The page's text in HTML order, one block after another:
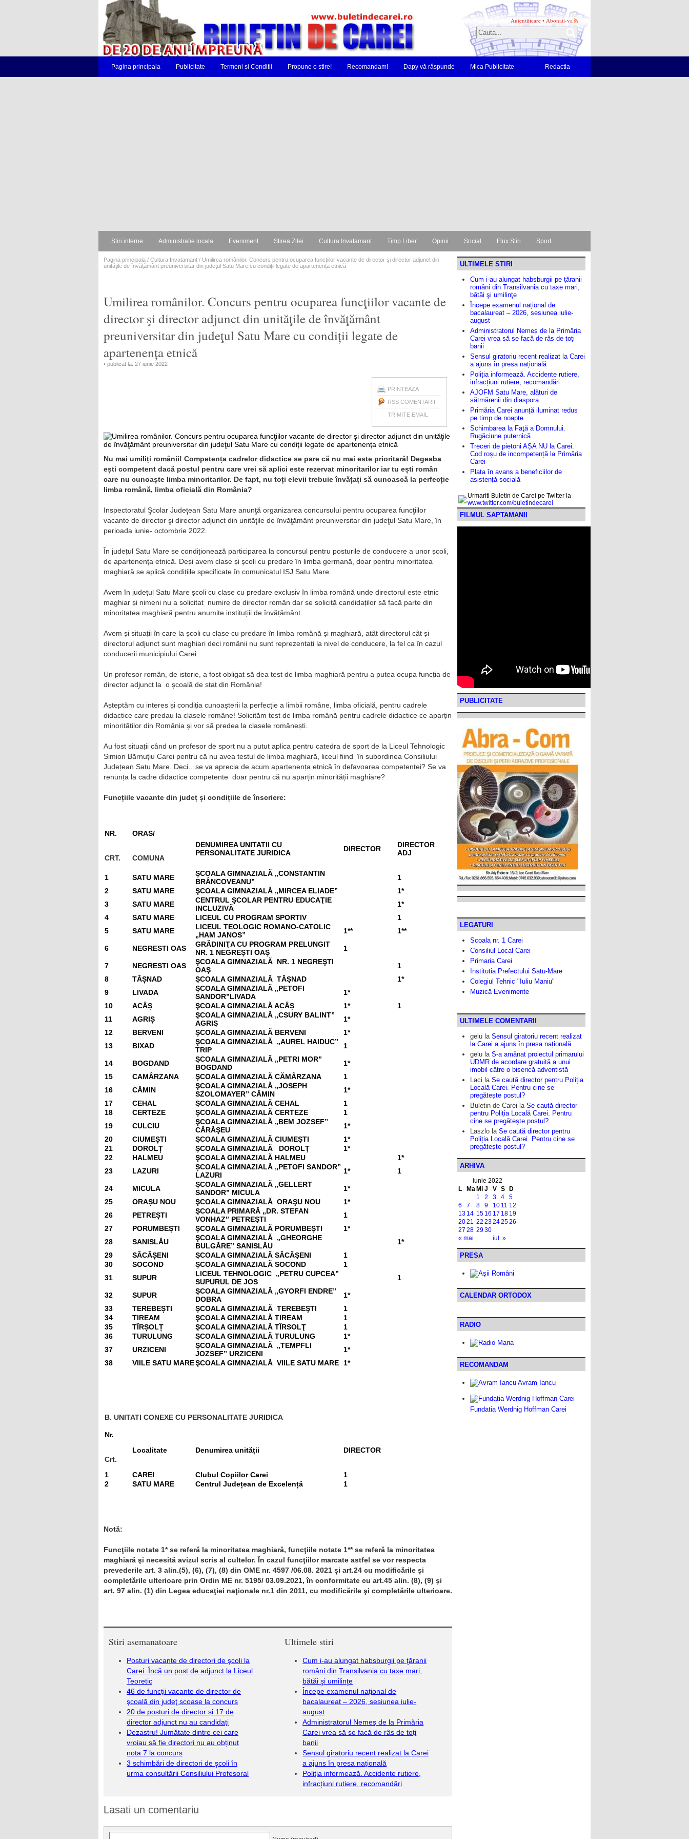
Autentificare • Abonati-va
Pagina principala Publicitate Termeni si Conditii Propune o stire! Recomandam! Dapy vă răspunde Mica Publicitate Redactia
Stiri interne Administratie locala Eveniment Stirea Zilei Cultura Invatamant Timp Liber Opinii Social Flux Stiri Sport
Pagina principala / Cultura Invatamant / Umilirea românilor. Concurs pentru ocuparea funcţiilor vacante de director şi director adjunct din
unităţile de învăţământ preuniversitar din judeţul Satu Mare cu condiții legate de apartenența etnică
Umilirea românilor. Concurs pentru ocuparea funcţiilor vacante de
director şi director adjunct din unităţile de învăţământ
preuniversitar din judeţul Satu Mare cu condiții legate de
apartenența etnică
• publicat la: 27 iunie 2022
PRINTEAZA
RSS COMENTARII
TRIMITE EMAIL
Nu mai umiliți românii! Competența cadrelor didactice se pare că nu mai este prioritară! Degeaba
ești competent dacă postul pentru care vrei să aplici este rezervat minoritarilor iar tu ești român
care nu cunoaște limba minoritarilor. De fapt, nu toți elevii trebuie învățați să cunoască la perfecție
limba română, limba oficială din România?
Inspectoratul Şcolar Judeţean Satu Mare anunţă organizarea concursului pentru ocuparea funcţiilor
vacante de director şi director adjunct din unităţile de învăţământ preuniversitar din judeţul Satu Mare, în
perioada iunie- octombrie 2022.
În județul Satu Mare se condiționează participarea la concursul pentru posturile de conducere a unor școli,
de apartenența etnică. Deși avem clase și școli cu predare în limba germană, doar pentru minoritatea
maghiară se aplică condițiile specificate în comunicatul ISJ Satu Mare.
Avem în județul Satu Mare școli cu clase cu predare exclusiv în limba română unde directorul este etnic
maghiar și nimeni nu a solicitat numire de director român dar se solicită candidaților să facă parte din
minoritatea maghiară pentru anumite instituțiii de învățământ.
Avem și situații în care la școli cu clase cu predare în limba română și maghiară, atât directorul cât și
directorul adjunct sunt maghiari deci românii nu sunt reprezentați la nivel de conducere, la fel ca în cazul
conducerii municipiului Carei.
Un profesor român, de istorie, a fost obligat să dea test de limba maghiară pentru a putea ocupa funcția de
director adjunct la o școală de stat din România!
Așteptăm cu interes și condiția cunoașterii la perfecție a limbii române, limba oficială, pentru cadrele
didactice care predau la clasele române! Solicităm test de limba română pentru cadrele didactice ce aparțin
minorităților din România și vor să predea la clasele românești.
Au fost situații când un profesor de sport nu a putut aplica pentru catedra de sport de la Liceul Tehnologic
Simion Bărnuțiu Carei pentru că nu avea testul de limba maghiară, liceul fiind în subordinea Consiliului
Județean Satu Mare. Deci…se va aprecia de acum apartenența etnică în defavoarea competenței? Se va
renunța la cadre didactice competente doar pentru că nu aparțin minorității maghiare?
Funcțiile vacante din județ și condițiile de înscriere:
NR.
CRT.
ORAS/
COMUNA
DENUMIREA UNITATII CU
PERSONALITATE JURIDICA
DIRECTOR
DIRECTOR
ADJ
1 SATU MARE
ŞCOALA GIMNAZIALĂ „CONSTANTIN
BRÂNCOVEANU”
1
2
SATU MARE ŞCOALA GIMNAZIALĂ „MIRCEA ELIADE”
1*
3
SATU MARE
CENTRUL ŞCOLAR PENTRU EDUCAŢIE
INCLUZIVĂ
1*
4
SATU MARE LICEUL CU PROGRAM SPORTIV
1
5
SATU MARE
LICEUL TEOLOGIC ROMANO-CATOLIC
„HAM JANOS”
1** 1**
6 NEGRESTI OAS
GRĂDINIŢA CU PROGRAM PRELUNGIT
NR. 1 NEGREŞTI OAŞ
1
7 NEGRESTI OAS
ŞCOALA GIMNAZIALĂ NR. 1 NEGREŞTI
OAŞ
1
8
TĂȘNAD ŞCOALA GIMNAZIALĂ TĂŞNAD
1*
9
LIVADA
ŞCOALA GIMNAZIALĂ „PETOFI
SANDOR”LIVADA
1*
10
ACÂȘ ŞCOALA GIMNAZIALĂ ACÂȘ 1*
1
11
AGRIȘ
ŞCOALA GIMNAZIALĂ „CSURY BALINT”
AGRIŞ
1*
12
BERVENI ŞCOALA GIMNAZIALĂ BERVENI
1*
13
BIXAD
ŞCOALA GIMNAZIALĂ „AUREL HAIDUC”
TRIP
1
14 BOGDAND
ŞCOALA GIMNAZIALĂ „PETRI MOR”
BOGDAND
1*
15
CAMÂRZANA ŞCOALA GIMNAZIALĂ CĂMÂRZANA
1
16
CĂMIN
ŞCOALA GIMNAZIALĂ „JOSEPH
SZOLOMAYER” CĂMIN
1*
17
CEHAL ŞCOALA GIMNAZIALĂ CEHAL
1
18
CERTEZE ŞCOALA GIMNAZIALĂ CERTEZE
1
19
CULCIU
ŞCOALA GIMNAZIALĂ „BEM JOZSEF”
CĂRĂŞEU
1*
20
CIUMEȘTI ŞCOALA GIMNAZIALĂ CIUMEŞTI
1*
21
DOROLȚ ŞCOALA GIMNAZIALĂ DOROLŢ
1*
22
HALMEU ŞCOALA GIMNAZIALĂ HALMEU
1*
23
LAZURI
ȘCOALA GIMNAZIALĂ „PETOFI SANDOR”
LAZURI
1* 1
24 MICULA
ŞCOALA GIMNAZIALĂ „GELLERT
SANDOR” MICULA
1*
25
ORAȘU NOU ŞCOALA GIMNAZIALĂ ORAŞU NOU
1*
26
PETREȘTI
ŞCOALA PRIMARĂ „DR. STEFAN
VONHAZ” PETREŞTI
1
27
PORUMBEȘTI ŞCOALA GIMNAZIALĂ PORUMBEŞTI
1*
28
SANISLĂU
ŞCOALA GIMNAZIALĂ „GHEORGHE
BULGĂRE” SANISLĂU
1*
29
SĂCĂȘENI ŞCOALA GIMNAZIALĂ SĂCĂŞENI
1
30
SOCOND ŞCOALA GIMNAZIALĂ SOCOND
1
31
SUPUR
LICEUL TEHNOLOGIC „PETRU CUPCEA”
SUPURUL DE JOS
1
32 SUPUR
ŞCOALA GIMNAZIALĂ „GYORFI ENDRE”
DOBRA
1*
33
TEREBEȘTI ŞCOALA GIMNAZIALĂ TEREBEŞTI
1
34
TIREAM ŞCOALA GIMNAZIALĂ TIREAM
1
35
TÎRȘOLȚ ŞCOALA GIMNAZIALĂ TÎRSOLŢ
1
36
TURULUNG ŞCOALA GIMNAZIALĂ TURULUNG
1*
37
URZICENI
ŞCOALA GIMNAZIALĂ „TEMPFLI
JOZSEF” URZICENI
1*
38
VIILE SATU MAREŞCOALA GIMNAZIALĂ VIILE SATU MARE 1*
B. UNITATI CONEXE CU PERSONALITATE JURIDICA
Nr.
Crt.
Localitate Denumirea unității DIRECTOR
1 CAREI Clubul Copiilor Carei
1
2
SATU MARE Centrul Județean de Excelență 1
Notă:
Funcţiile notate 1* se referă la minoritatea maghiară, funcţiile notate 1** se referă la minoritatea
maghiară şi necesită avizul scris al cultelor. În cazul funcţiilor marcate astfel se vor respecta
prevederile art. 3 alin.(5), (6), (7), (8) din OME nr. 4597 /06.08. 2021 și art.24 cu modificările și
completările ulterioare prin Ordin ME nr. 5195/ 03.09.2021, în conformitate cu art.45 alin. (8), (9) şi
art. 97 alin. (1) din Legea educaţiei naţionale nr.1 din 2011, cu modificările şi completările ulterioare.
Stiri asemanatoare
Posturi vacante de directori de şcoli la
Carei. Încă un post de adjunct la Liceul
Teoretic
46 de funcții vacante de director de
şcoală din judeţ scoase la concurs
20 de posturi de director și 17 de
director adjunct nu au candidați
Dezastru! Jumătate dintre cei care
vroiau să fie directori nu au obținut
nota 7 la concurs
3 schimbări de directori de şcoli în
urma consultării Consiliului Profesoral
Ultimele stiri
Cum i-au alungat habsburgii pe ţăranii
români din Transilvania cu taxe mari,
bătăi şi umilinţe
Începe examenul național de
bacalaureat – 2026, sesiunea iulie-
august
Administratorul Nemeș de la Primăria
Carei vrea să se facă de râs de toți
banii
Sensul giratoriu recent realizat la Carei
a ajuns în presa națională
Poliția informează. Accidente rutiere,
infracțiuni rutiere, recomandări
Lasati un comentariu
ULTIMELE STIRI
Cum i-au alungat habsburgii pe ţăranii
români din Transilvania cu taxe mari,
bătăi şi umilinţe
Începe examenul național de
bacalaureat – 2026, sesiunea iulie-
august
Administratorul Nemeș de la Primăria
Carei vrea să se facă de râs de toți
banii
Sensul giratoriu recent realizat la Carei
a ajuns în presa națională
Poliția informează. Accidente rutiere,
infracțiuni rutiere, recomandări
AJOFM Satu Mare, alături de
sătmărenii din diaspora
Primăria Carei anunță iluminat redus
pe timp de noapte
Schimbarea la Faţă a Domnului.
Rugăciune puternică
Treceri de pietoni AȘA NU la Carei.
Cod roșu de incompetență la Primăria
Carei
Plata în avans a beneficiilor de
asistență socială
Urmariti Buletin de Carei pe Twitter la
www.twitter.com/buletindecarei
FILMUL SAPTAMANII
PUBLICITATE
LEGATURI
Scoala nr. 1 Carei
Consiliul Local Carei
Primaria Carei
Institutia Prefectului Satu-Mare
Colegiul Tehnic "Iuliu Maniu"
Muzică Evenimente
ULTIMELE COMENTARII
gelu la Sensul giratoriu recent realizat
la Carei a ajuns în presa națională
gelu la S-a amânat proiectul primarului
UDMR de acordare gratuită a unui
imobil către o biserică adventistă
Laci la Se caută director pentru Poliția
Locală Carei. Pentru cine se
pregătește postul?
Buletin de Carei la Se caută director
pentru Poliția Locală Carei. Pentru
cine se pregătește postul?
Laszlo la Se caută director pentru
Poliția Locală Carei. Pentru cine se
pregătește postul?
ARHIVA
iunie 2022
L
Ma Mi J V S D
« mai iul. »
1 2 3 4
5
6
7 8 9 10 11 12
13 14 15 16 17 18 19
2021 22 23242526
27 28 2930
PRESA
CALENDAR ORTODOX
RADIO
RECOMANDAM
Avram Iancu
Fundatia Werdnig Hoffman Carei